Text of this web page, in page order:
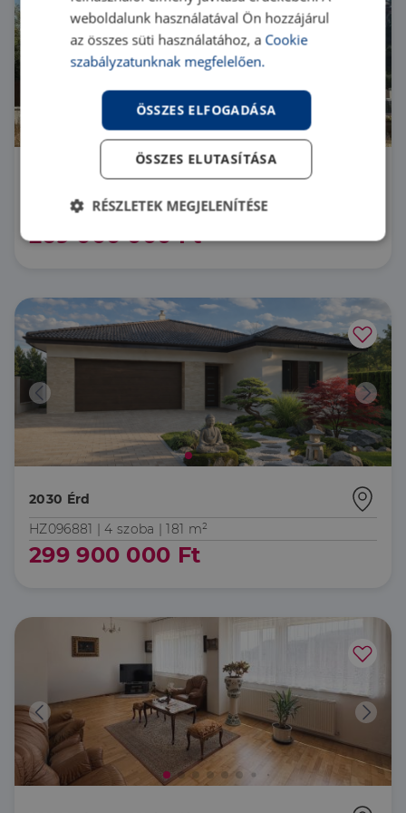
HZ026240 |4 szoba| 175 m²
269 000 000 Ft
2030 Érd
HZ096881 |4 szoba | 181 m²
299 900 000 Ft
weboldalunk használatával Ön hozzájárul
az összes süti használatához, a Cookie
szabályzatunknak megfelelően.
ÖSSZES ELFOGADÁSA
ÖSSZES ELUTASÍTÁSA
RÉSZLETEK MEGJELENÍTÉSE
Elengedhetetlenül
Teljesítmény
Célzás Funkcionalitás
Elengedhetetlenül szükséges
Teljesítmény
Az elengedhetetlenül szükséges sütik lehetővé teszik
a webhely alapvető funkcióit, például a felhasználói
bejelentkezést és a fiókkezelést. A weboldal nem
használható megfelelően az elengedhetetlenül
Domain
li_gc
LinkedIn
Corporation
.linkedin.com
A cookie-k nem
alapvető célokra
történő
való
hozzájárulás
tárolására
szolgál
CookieScriptConsent
CookieScript
dh.hu
hónap
Ezt a cookie-t a
Script.com
használja a